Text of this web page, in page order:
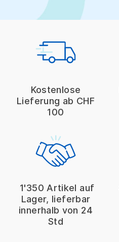
Kostenlose
Lieferung ab CHF
100
1'350 Artikel auf
Lager, lieferbar
innerhalb von 24
Std